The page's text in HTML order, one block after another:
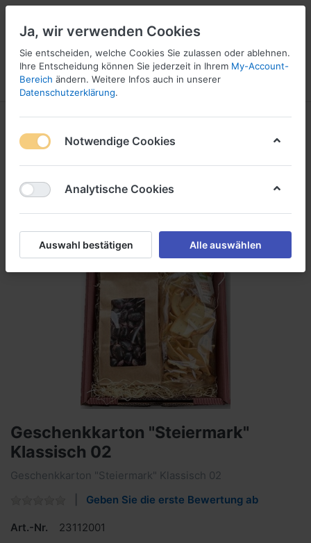
Menü Anmelden Vergleichen Wunschliste
Geschenkkarton "Steiermark"
Klassisch 02
Geschenkkarton "Steiermark" Klassisch 02
Geben Sie die erste Bewertung ab
Art.-Nr. 23112001
Ja, wir verwenden Cookies
Sie entscheiden, welche Cookies Sie zulassen oder ablehnen.
Ihre Entscheidung können Sie jederzeit in Ihrem My-Account-
Bereich ändern. Weitere Infos auch in unserer
Datenschutzerklärung.
Notwendige Cookies
Analytische Cookies
Auswahl bestätigen Alle auswählen